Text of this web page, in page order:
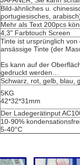
Bild-ähnliches u.
portugiesisches,
Mehr als Text 200pcs
4,3" Farbtouch Screen
Tinte ist ursprünglich
ansässige Tinte (der
Es kann auf der
gedruckt werden…
Schwarz, rot, gelb, blau,
5KG
42*32*31mm
Der Ladegerätinput
10-90%
5-40°C